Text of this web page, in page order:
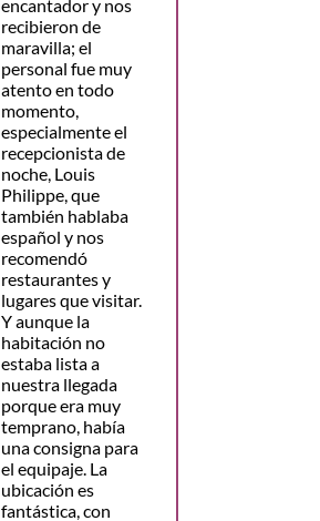
encantador y nos
recibieron de
maravilla; el
personal fue muy
atento en todo
momento,
especialmente el
recepcionista de
noche, Louis
Philippe, que
también hablaba
español y nos
recomendó
restaurantes y
lugares que visitar.
Y aunque la
habitación no
estaba lista a
nuestra llegada
porque era muy
temprano, había
una consigna para
el equipaje. La
ubicación es
fantástica, con